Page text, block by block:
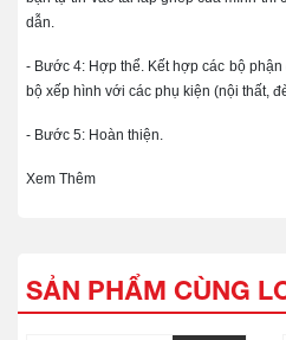
dẫn.
- Bước 4: Hợp thể. Kết hợp các bộ
bộ xếp hình với các phụ kiện (nội thất,
- Bước 5: Hoàn thiện.
Xem Thêm
SẢN PHẨM CÙNG